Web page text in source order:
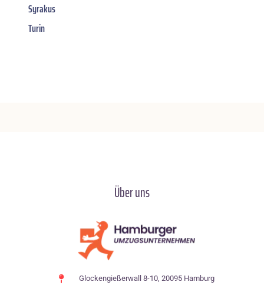
Syrakus
Turin
Über uns
Glockengießerwall 8-10, 20095 Hamburg